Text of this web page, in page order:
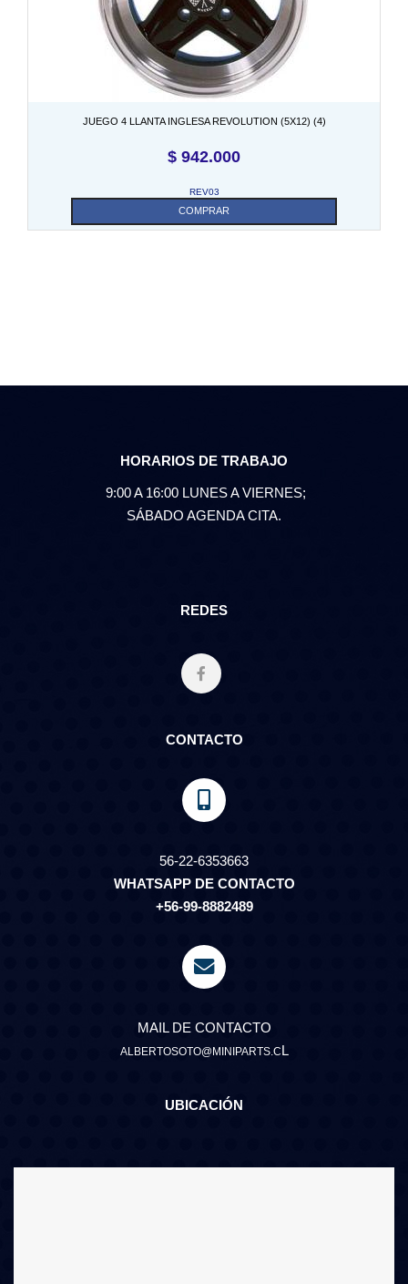
JUEGO 4 LLANTA INGLESA REVOLUTION (5X12) (4)
$ 942.000
REV03
COMPRAR
HORARIOS DE TRABAJO
9:00 A 16:00 LUNES A VIERNES;
SÁBADO AGENDA CITA.
REDES
CONTACTO
56-22-6353663
WHATSAPP DE CONTACTO
+56-99-8882489
MAIL DE CONTACTO
ALBERTOSOTO@MINIPARTS.CL
UBICACIÓN